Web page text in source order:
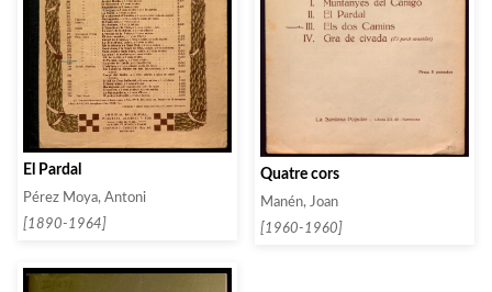
El Pardal
Pérez Moya, Antoni
[1890-1964]
Quatre cors
Manén, Joan
[1960-1960]